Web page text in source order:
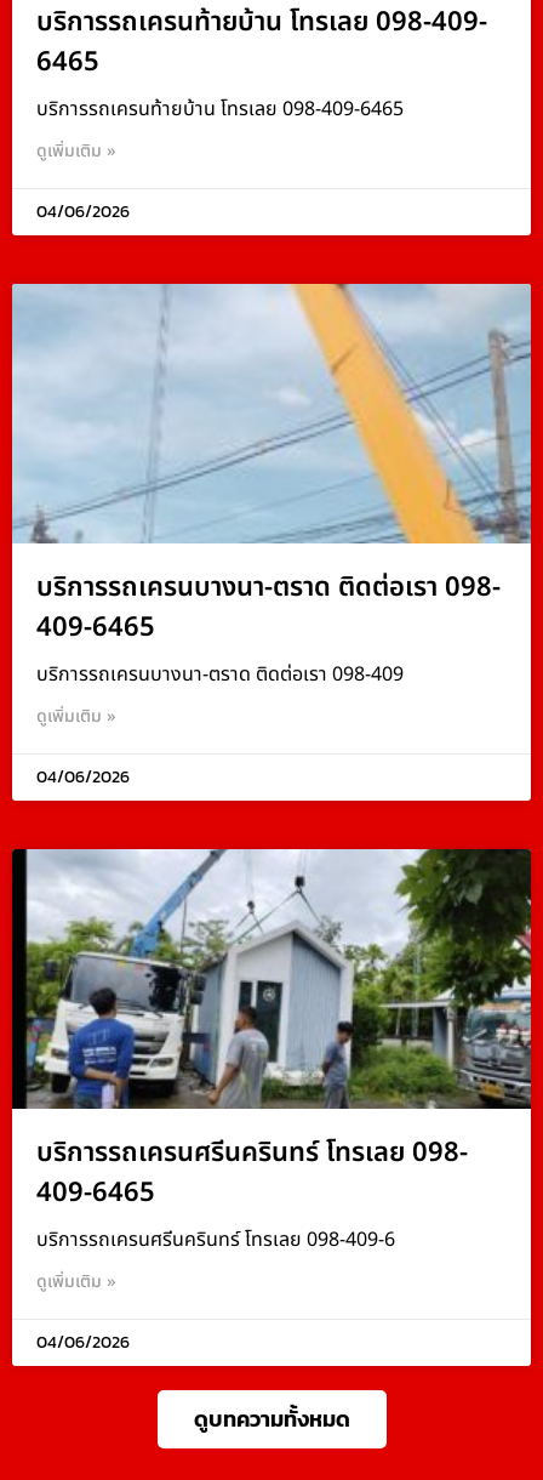
บริการรถเครนท้ายบ้าน โทรเลย 098-409-
6465
บริการรถเครนท้ายบ้าน โทรเลย 098-409-6465
ดูเพิ่มเติม »
04/06/2026
บริการรถเครนบางนา-ตราด ติดต่อเรา 098-
409-6465
บริการรถเครนบางนา-ตราด ติดต่อเรา 098-409
ดูเพิ่มเติม »
04/06/2026
บริการรถเครนศรีนครินทร์ โทรเลย 098-
409-6465
บริการรถเครนศรีนครินทร์ โทรเลย 098-409-6
ดูเพิ่มเติม »
04/06/2026
ดูบทความทั้งหมด